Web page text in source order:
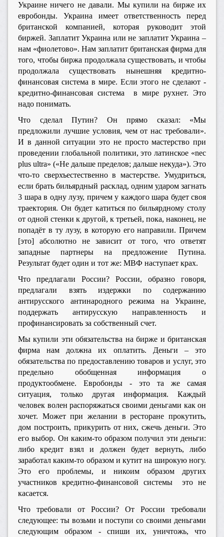
Украине ничего не давали. Мы купили на бирже их
евробонды. Украина имеет ответственность перед
британской компанией, которая руководит этой
биржей. Заплатит Украина или не заплатит Украина –
нам «фиолетово». Нам заплатит британская фирма для
того, чтобы биржа продолжала существовать, и чтобы
продолжала существовать нынешняя кредитно-
финансовая система в мире. Если этого не сделают -
кредитно-финансовая система в мире рухнет. Это
надо понимать.
Что сделал Путин? Он прямо сказал: «Мы
предложили лучшие условия, чем от нас требовали».
И в данной ситуации это не просто мастерство при
проведении глобальной политики, это латинское «nec
plus ultra» («Не дальше пределов; дальше некуда»). Это
что-то сверхъестественно в мастерстве. Умудриться,
если брать бильярдный расклад, одним ударом загнать
3 шара в одну лузу, причем у каждого шара будет своя
траектория. Он будет катиться по бильярдному столу
от одной стенки к другой, к третьей, пока, наконец, не
попадёт в ту лузу, в которую его направили. Причем
[это] абсолютно не зависит от того, что ответят
западные партнеры на предложение Путина.
Результат будет один и тот же: МВФ наступает крах.
Что предлагали России? России, образно говоря,
предлагали взять издержки по содержанию
антирусского антинародного режима на Украине,
поддержать антирусскую направленность и
профинансировать за собственный счет.
Мы купили эти обязательства на бирже и британская
фирма нам должна их оплатить. Деньги – это
обязательства по предоставлению товаров и услуг, это
предельно обобщенная информация о
продуктообмене. Евробонды - это та же самая
ситуация, только другая информация. Каждый
человек волен распоряжаться своими деньгами как он
хочет. Может при желании в ресторане прокутить,
дом построить, прикурить от них, сжечь деньги. Это
его выбор. Он каким-то образом получил эти деньги:
либо кредит взял и должен будет вернуть, либо
заработал каким-то образом и кутит на широкую ногу.
Это его проблемы, и никоим образом других
участников кредитно-финансовой системы это не
касается.
Что требовали от России? От России требовали
следующее: ты возьми и поступи со своими деньгами
следующим образом - спиши их, уничтожь, что